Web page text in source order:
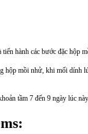
hành các bước đặc hộp
hộp mồi nhử, khi mối dính
tầm 7 đến 9 ngày lúc